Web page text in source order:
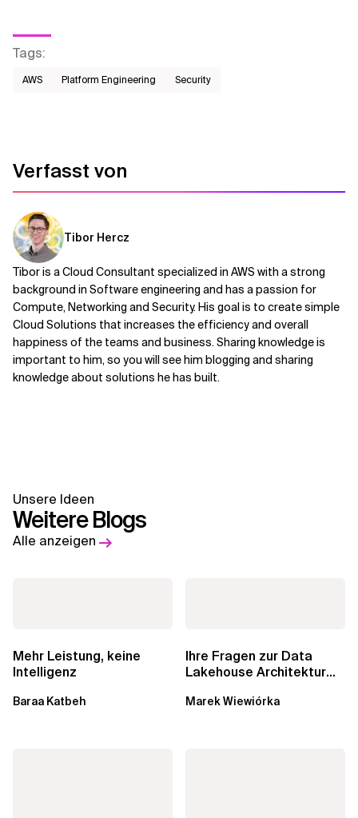
Tags:
AWS​ Platform Engineering Security
Verfasst von
Tibor Hercz
Tibor is a Cloud Consultant specialized in AWS with a strong
background in Software engineering and has a passion for
Compute, Networking and Security. His goal is to create simple
Cloud Solutions that increases the efficiency and overall
happiness of the teams and business. Sharing knowledge is
important to him, so you will see him blogging and sharing
knowledge about solutions he has built.
Unsere Ideen
Weitere Blogs
Alle anzeigen
Mehr Leistung, keine
Intelligenz
Baraa Katbeh
Ihre Fragen zur Data
Lakehouse Architektur
Marek Wiewiórka